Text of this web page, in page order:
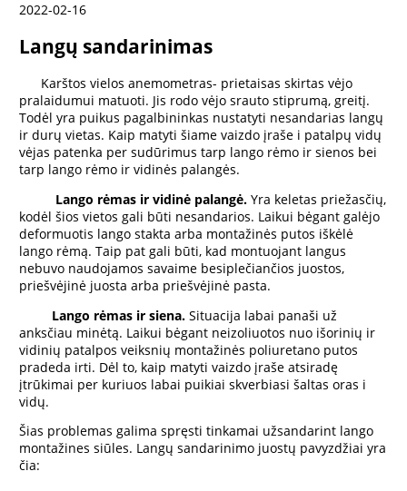
2022-02-16
Langų sandarinimas
Karštos vielos anemometras- prietaisas skirtas vėjo
pralaidumui matuoti. Jis rodo vėjo srauto stiprumą, greitį.
Todėl yra puikus pagalbininkas nustatyti nesandarias langų
ir durų vietas. Kaip matyti šiame vaizdo įraše i patalpų vidų
vėjas patenka per sudūrimus tarp lango rėmo ir sienos bei
tarp lango rėmo ir vidinės palangės.
Lango rėmas ir vidinė palangė.Yra keletas priežasčių,
kodėl šios vietos gali būti nesandarios. Laikui bėgant galėjo
deformuotis lango stakta arba montažinės putos iškėlė
lango rėmą. Taip pat gali būti, kad montuojant langus
nebuvo naudojamos savaime besiplečiančios juostos,
priešvėjinė juosta arba priešvėjinė pasta.
Lango rėmas ir siena.Situacija labai panaši už
anksčiau minėtą. Laikui bėgant neizoliuotos nuo išorinių ir
vidinių patalpos veiksnių montažinės poliuretano putos
pradeda irti. Dėl to, kaip matyti vaizdo įraše atsiradę
įtrūkimai per kuriuos labai puikiai skverbiasi šaltas oras i
vidų.
Šias problemas galima spręsti tinkamai užsandarint lango
montažines siūles. Langų sandarinimo juostų pavyzdžiai yra
čia: